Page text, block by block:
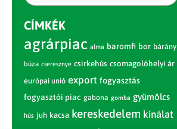
CÍMKÉK
agrárpiac alma baromfi bor bárány
búza cseresznye csirkehús csomagolóhelyi ár
európai unió export fogyasztás
fogyasztói piac gabona gomba gyümölcs
hús juh kacsa kereskedelem kínálat